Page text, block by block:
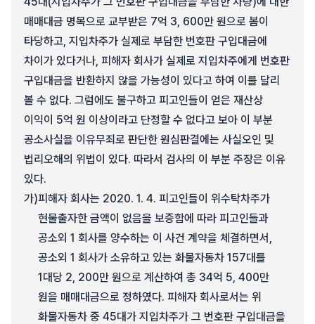
매매대금 명목으로 교부받은 7억 3, 600만 원으로 봄이
타당하고, 지입차주가 실제로 부담한 번호판 구입대금에
차이가 있다거나, 피해자 회사가 실제로 지입차주에게 번호판
구입대금을 반환하지 않을 가능성이 있다고 하여 이를 달리
볼 수 없다. 그럼에도 불구하고 피고인들이 얻은 재산상
이익이 5억 원 이상이라고 단정할 수 없다고 보아 이 부분
공소사실을 이유무죄로 판단한 원심판결에는 사실오인 및
법리오해의 위법이 있다. 따라서 검사의 이 부분 주장은 이유
있다.
가)피해자 회사는 2020. 1. 4. 피고인들이 위수탁차주가
현물출자한 금액이 없음을 보증함에 따라 피고인들과
공소외 1 회사를 양수하는 이 사건 계약을 체결하면서,
공소외 1 회사가 소유하고 있는 화물자동차 157대를
1대당 2, 200만 원으로 계산하여 총 34억 5, 400만
원을 매매대금으로 정하였다. 피해자 회사로서는 위
화물자동차 중 45대가 지입차주가 그 번호판 구입대금을